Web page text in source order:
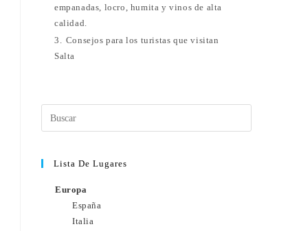
empanadas, locro, humita y vinos de alta
calidad.
3. Consejos para los turistas que visitan
Salta
Lista De Lugares
Europa
España
Italia